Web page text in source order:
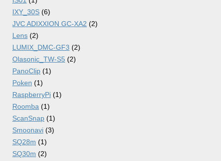
IXY_30S (6)
JVC ADIXXION GC-XA2 (2)
Lens (2)
LUMIX_DMC-GF3 (2)
Olasonic_TW-S5 (2)
PanoClip (1)
Poken (1)
RaspberryPi (1)
Roomba (1)
ScanSnap (1)
Smoonavi (3)
SQ28m (1)
SQ30m (2)